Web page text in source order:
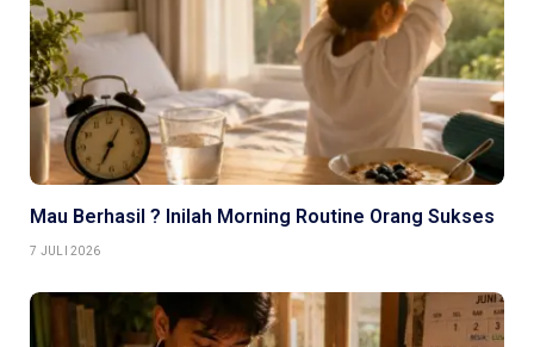
Mau Berhasil ? Inilah Morning Routine Orang Sukses
7 JULI 2026